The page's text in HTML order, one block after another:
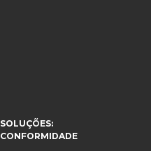
SOLUÇÕES:
CONFORMIDADE